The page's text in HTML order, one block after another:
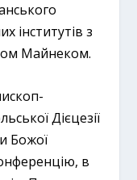
інститутів з
Майнеком.
Дієцезії
Божої
в